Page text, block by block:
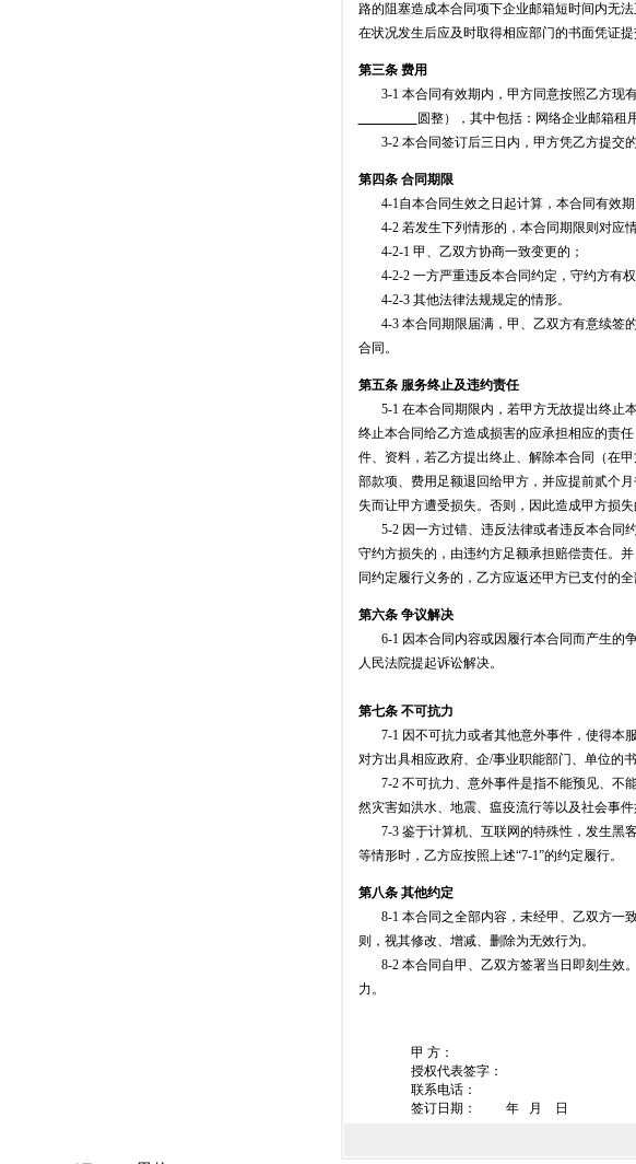
路的阻塞造成本合同项下企业邮箱短时间内无
在状况发生后应及时取得相应部门的书面凭证
第三条 费用
3-1 本合同有效期内，甲方同意按照乙方现
圆整），其中包括：网络企业邮箱租
3-2 本合同签订后三日内，甲方凭乙方提交的
第四条 合同期限
4-1自本合同生效之日起计算，本合同有效期
4-2 若发生下列情形的，本合同期限则对应情
4-2-1 甲、乙双方协商一致变更的；
4-2-2 一方严重违反本合同约定，守约方有权
4-2-3 其他法律法规规定的情形。
4-3 本合同期限届满，甲、乙双方有意续签
合同。
第五条 服务终止及违约责任
5-1 在本合同期限内，若甲方无故提出终止
终止本合同给乙方造成损害的应承担相应的责
件、资料，若乙方提出终止、解除本合同（在
部款项、费用足额退回给甲方，并应提前贰个
失而让甲方遭受损失。否则，因此造成甲方损失
5-2 因一方过错、违反法律或者违反本合同
守约方损失的，由违约方足额承担赔偿责任。
同约定履行义务的，乙方应返还甲方已支付的全
第六条 争议解决
6-1 因本合同内容或因履行本合同而产生的
人民法院提起诉讼解决。
第七条 不可抗力
7-1 因不可抗力或者其他意外事件，使得本
对方出具相应政府、企/事业职能部门、单位的
7-2 不可抗力、意外事件是指不能预见、不
然灾害如洪水、地震、瘟疫流行等以及社会事件
7-3 鉴于计算机、互联网的特殊性，发生黑
等情形时，乙方应按照上述“7-1”的约定履行。
第八条 其他约定
8-1 本合同之全部内容，未经甲、乙双方一
则，视其修改、增减、删除为无效行为。
8-2 本合同自甲、乙双方签署当日即刻生效
力。
甲 方： 乙 方：深圳
授权代表签字： 授
联系电话： 联
签订日期： 年 月 日